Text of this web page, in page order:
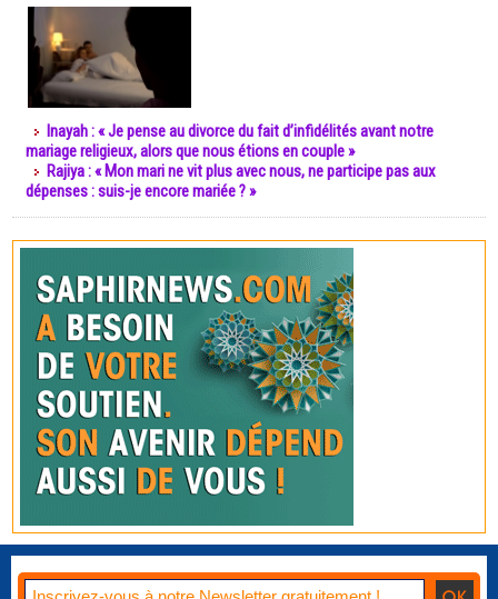
Inayah : « Je pense au divorce du fait d’infidélités avant notre
mariage religieux, alors que nous étions en couple »
Rajiya : « Mon mari ne vit plus avec nous, ne participe pas aux
dépenses : suis-je encore mariée ? »